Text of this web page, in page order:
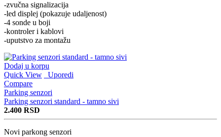
-zvučna signalizacija
-led displej (pokazuje udaljenost)
-4 sonde u boji
-kontroler i kablovi
-uputstvo za montažu
Dodaj u korpu
Quick View
Uporedi
Compare
Parking senzori
Parking senzori standard - tamno sivi
2.400 RSD
Novi parkong senzori